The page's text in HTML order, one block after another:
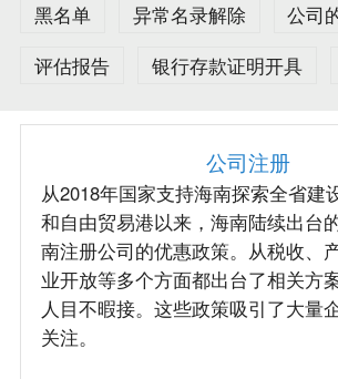
黑名单
异常名录解除
公司
评估报告
银行存款证明开具
公司注册
从2018年国家支持海南探索全省建
和自由贸易港以来，海南陆续出台
南注册公司的优惠政策。从税收、
业开放等多个方面都出台了相关方
人目不暇接。这些政策吸引了大量
关注。